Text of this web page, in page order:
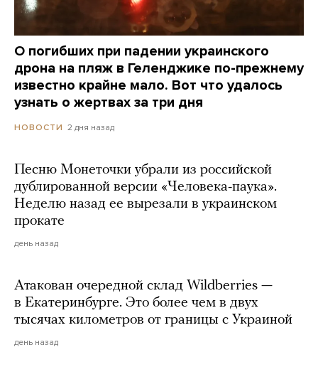
О погибших при падении украинского
дрона на пляж в Геленджике по-прежнему
известно крайне мало. Вот что удалось
узнать о жертвах за три дня
НОВОСТИ 2 дня назад
Песню Монеточки убрали из российской
дублированной версии «Человека-паука».
Неделю назад ее вырезали в украинском
прокате
день назад
Атакован очередной склад Wildberries —
в Екатеринбурге. Это более чем в двух
тысячах километров от границы с Украиной
день назад